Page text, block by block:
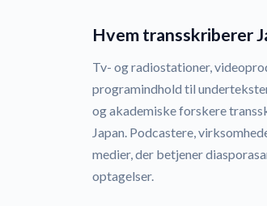
Hvem transskriberer
Tv- og radiostationer,
programindhold til
og akademiske forskere
Japan. Podcastere,
medier, der betjener
optagelser.